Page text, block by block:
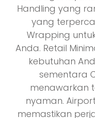
Handling yang
yang
Wrapping
Anda. Retail
kebutuhan
sementara
menawarkan
nyaman.
memastikan